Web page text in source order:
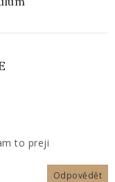
to preji
Odpovědět